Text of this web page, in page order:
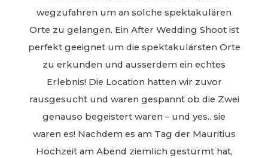
wegzufahren um an solche spektakulären
Orte zu gelangen. Ein After Wedding Shoot ist
perfekt geeignet um die spektakulärsten Orte
zu erkunden und ausserdem ein echtes
Erlebnis! Die Location hatten wir zuvor
rausgesucht und waren gespannt ob die Zwei
genauso begeistert waren – und yes.. sie
waren es! Nachdem es am Tag der Mauritius
Hochzeit am Abend ziemlich gestürmt hat,